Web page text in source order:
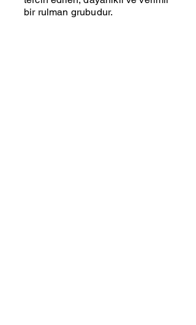
bir rulman grubudur.